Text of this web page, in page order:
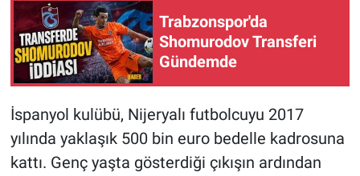
Trabzonspor'da
Shomurodov Transferi
Gündemde
İspanyol kulübü, Nijeryalı futbolcuyu 2017
yılında yaklaşık 500 bin euro bedelle kadrosuna
kattı. Genç yaşta gösterdiği çıkışın ardından